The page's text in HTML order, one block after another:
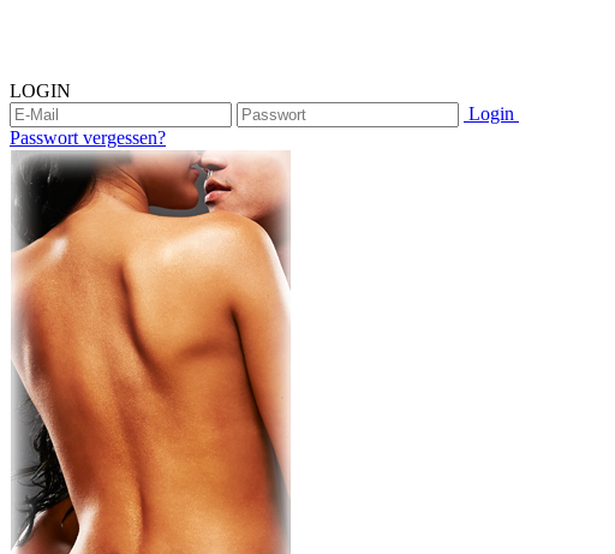
LOGIN
Login
Passwort vergessen?